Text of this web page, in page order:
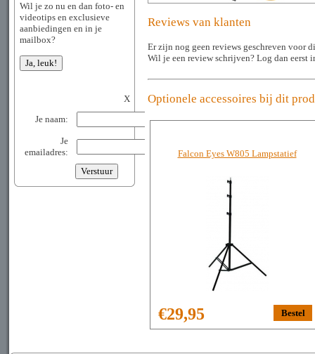
Wil je zo nu en dan foto- en
videotips en exclusieve
aanbiedingen en in je
mailbox?
X
Je naam:
Je
emailadres:
Reviews van klanten
Er zijn nog geen reviews geschreven voor
Wil je een review schrijven? Log dan eerst
Optionele accessoires bij dit
Falcon Eyes W805 Lampstatief
€29,95